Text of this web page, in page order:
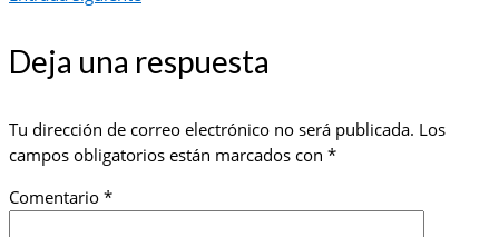
Deja una respuesta
Tu dirección de correo electrónico no será publicada. Los
campos obligatorios están marcados con *
Comentario *